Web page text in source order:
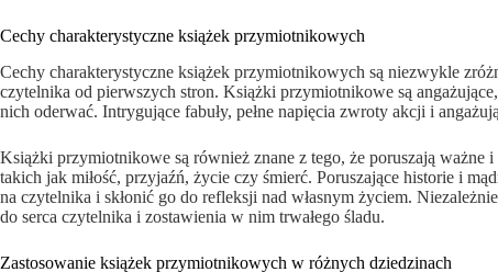
Cechy charakterystyczne książek przymiotnikowych
Cechy charakterystyczne książek przymiotnikowych są niezwykle
czytelnika od pierwszych stron. Książki przymiotnikowe są
nich oderwać. Intrygujące fabuły, pełne napięcia zwroty akcji i
Książki przymiotnikowe są również znane z tego, że poruszają ważne
takich jak miłość, przyjaźń, życie czy śmierć. Poruszające historie i
na czytelnika i skłonić go do refleksji nad własnym życiem.
do serca czytelnika i zostawienia w nim trwałego śladu.
Zastosowanie książek przymiotnikowych w różnych dziedzinach